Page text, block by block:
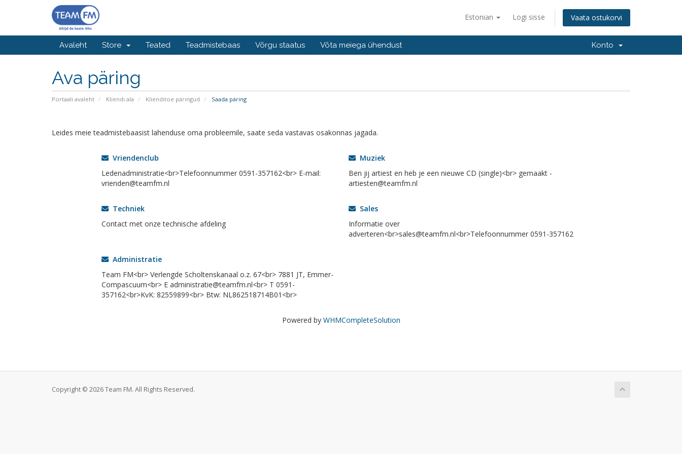
Estonian Logi sisse Vaata ostukorvi
Avaleht Store Teated Teadmistebaas Võrgu staatus Võta meiega ühendust Konto
Ava päring
Portaali avaleht Kliendi ala Klienditoe päringud Saada päring
Leides meie teadmistebaasist lahenduse oma probleemile, saate seda vastavas osakonnas jagada.
Vriendenclub
Ledenadministratie<br>Telefoonnummer 0591-357162<br> E-mail:
vrienden@teamfm.nl
Muziek
Ben jij artiest en heb je een nieuwe CD (single)<br> gemaakt -
artiesten@teamfm.nl
Techniek
Contact met onze technische afdeling
Sales
Informatie over
adverteren<br>sales@teamfm.nl<br>Telefoonnummer 0591-357162
Administratie
Team FM<br> Verlengde Scholtenskanaal o.z. 67<br> 7881 JT, Emmer-
Compascuum<br> E administratie@teamfm.nl<br> T 0591-
357162<br>KvK: 82559899<br> Btw: NL862518714B01<br>
Powered by WHMCompleteSolution
Copyright © 2026 Team FM. All Rights Reserved.